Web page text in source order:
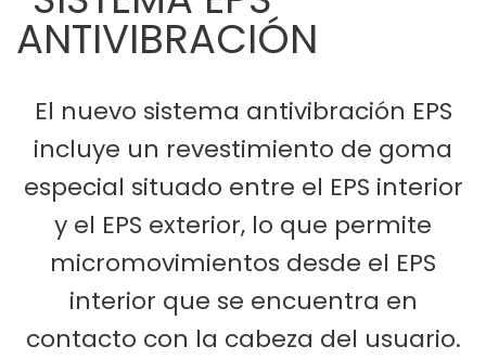
ANTIVIBRACIÓN
El nuevo sistema antivibración EPS
incluye un revestimiento de goma
especial situado entre el EPS interior
y el EPS exterior, lo que permite
micromovimientos desde el EPS
interior que se encuentra en
contacto con la cabeza del usuario.